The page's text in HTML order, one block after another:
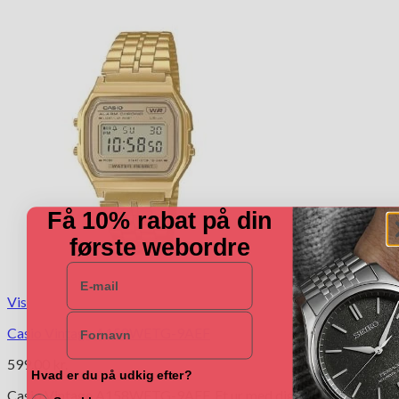
Vis
Casio Vintage A158WETG-9AEF
599.00
Casio Vintage A158WETG-9AEF. Et ur med digital tid og
Få 10% rabat på din
første webordre
E-mail
Navn
Hvad er du på udkig efter?